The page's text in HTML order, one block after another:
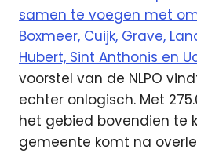
samen te voegen met
Boxmeer, Cuijk, Grave,
Hubert, Sint Anthonis en
voorstel van de NLPO
echter onlogisch. Met
het gebied bovendien te
gemeente komt na